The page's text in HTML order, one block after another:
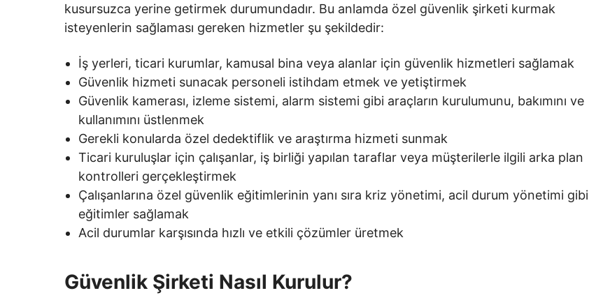
kusursuzca yerine getirmek durumundadır. Bu anlamda özel güvenlik şirketi kurmak
isteyenlerin sağlaması gereken hizmetler şu şekildedir:
İş yerleri, ticari kurumlar, kamusal bina veya alanlar için güvenlik hizmetleri sağlamak
Güvenlik hizmeti sunacak personeli istihdam etmek ve yetiştirmek
Güvenlik kamerası, izleme sistemi, alarm sistemi gibi araçların kurulumunu, bakımını ve
kullanımını üstlenmek
Gerekli konularda özel dedektiflik ve araştırma hizmeti sunmak
Ticari kuruluşlar için çalışanlar, iş birliği yapılan taraflar veya müşterilerle ilgili arka plan
kontrolleri gerçekleştirmek
Çalışanlarına özel güvenlik eğitimlerinin yanı sıra kriz yönetimi, acil durum yönetimi gibi
eğitimler sağlamak
Acil durumlar karşısında hızlı ve etkili çözümler üretmek
Güvenlik Şirketi Nasıl Kurulur?